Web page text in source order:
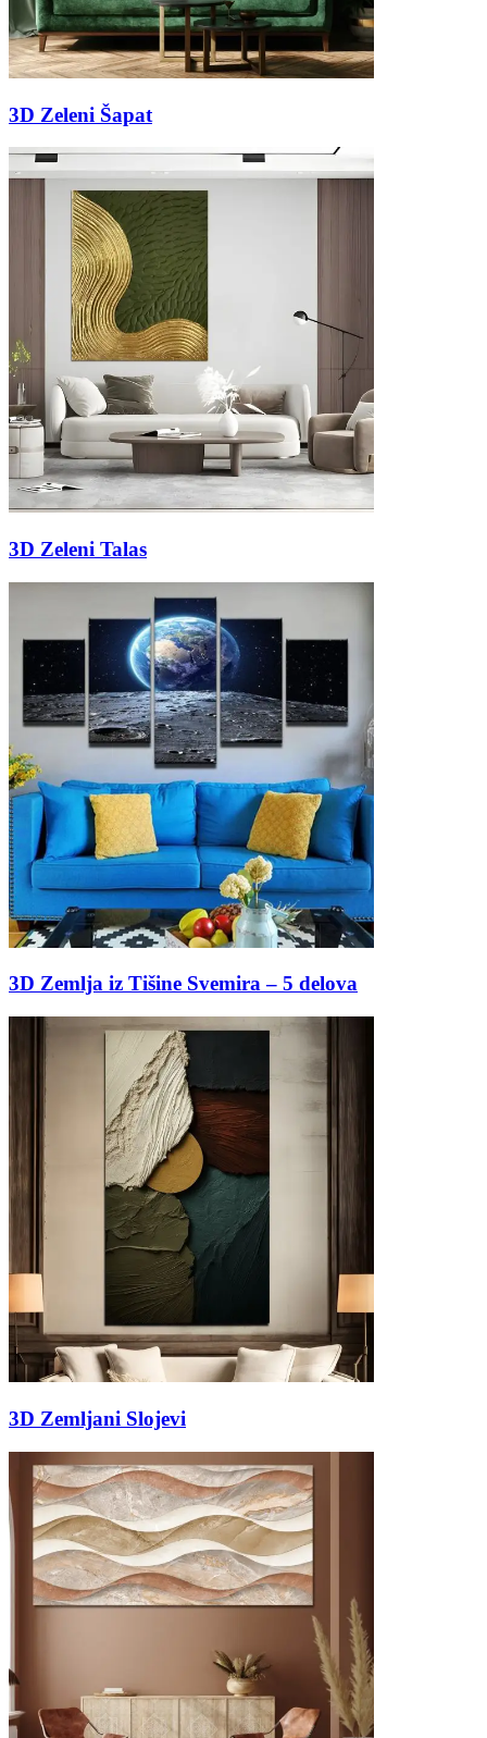
3D Zeleni Šapat
3D Zeleni Talas
3D Zemlja iz Tišine Svemira – 5 delova
3D Zemljani Slojevi